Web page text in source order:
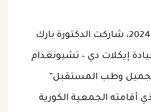
في 17 نوفمبر 2024، شاركت الدكتورة بارك
إيكلات دي – تشيونغدام
وطب المستقبل”
أقامته الجمعية الكورية